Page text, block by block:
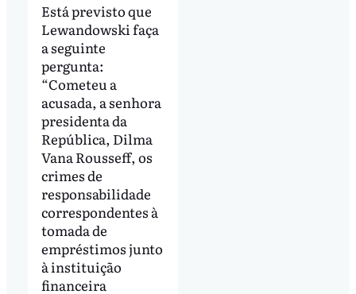
Está previsto que
Lewandowski faça
a seguinte
pergunta:
“Cometeu a
acusada, a senhora
presidenta da
República, Dilma
Vana Rousseff, os
crimes de
responsabilidade
correspondentes à
tomada de
empréstimos junto
à instituição
financeira